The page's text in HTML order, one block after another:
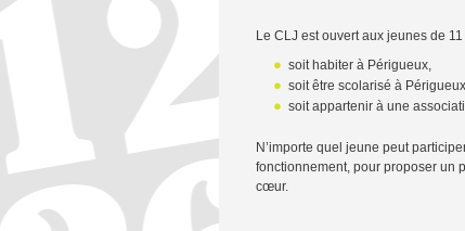
Le CLJ est ouvert aux jeunes de
soit habiter à Périgueux,
soit être scolarisé à Périgueux,
soit appartenir à une
N’importe quel jeune peut
fonctionnement, pour proposer un
cœur.